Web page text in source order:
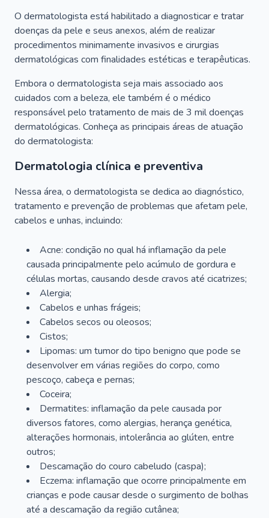
O dermatologista está habilitado a diagnosticar e tratar
doenças da pele e seus anexos, além de realizar
procedimentos minimamente invasivos e cirurgias
dermatológicas com finalidades estéticas e terapêuticas.
Embora o dermatologista seja mais associado aos
cuidados com a beleza, ele também é o médico
responsável pelo tratamento de mais de 3 mil doenças
dermatológicas. Conheça as principais áreas de atuação
do dermatologista:
Dermatologia clínica e preventiva
Nessa área, o dermatologista se dedica ao diagnóstico,
tratamento e prevenção de problemas que afetam pele,
cabelos e unhas, incluindo:
Acne: condição no qual há inflamação da pele
causada principalmente pelo acúmulo de gordura e
células mortas, causando desde cravos até cicatrizes;
Alergia;
Cabelos e unhas frágeis;
Cabelos secos ou oleosos;
Cistos;
Lipomas: um tumor do tipo benigno que pode se
desenvolver em várias regiões do corpo, como
pescoço, cabeça e pernas;
Coceira;
Dermatites: inflamação da pele causada por
diversos fatores, como alergias, herança genética,
alterações hormonais, intolerância ao glúten, entre
outros;
Descamação do couro cabeludo (caspa);
Eczema: inflamação que ocorre principalmente em
crianças e pode causar desde o surgimento de bolhas
até a descamação da região cutânea;